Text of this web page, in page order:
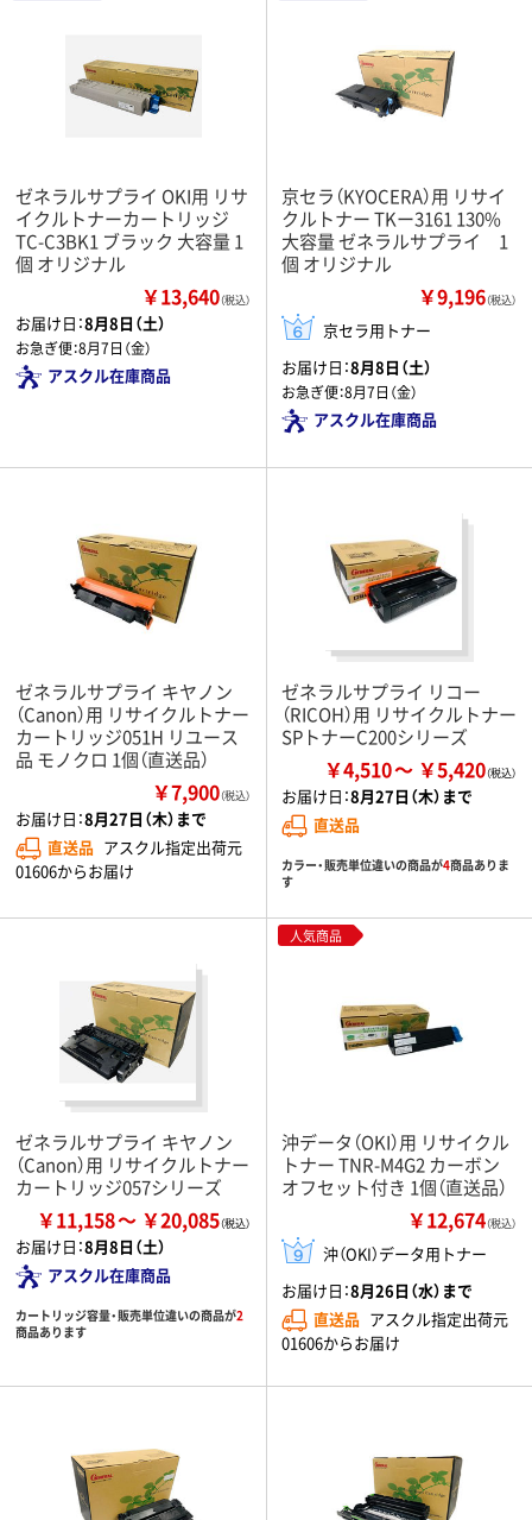
ゼネラルサプライ OKI用 リサ
イクルトナーカートリッジ
TC-C3BK1 ブラック 大容量 1
個 オリジナル
￥13,640（税込）
お届け日：8月8日（土）
お急ぎ便：8月7日（金）
アスクル在庫商品
京セラ（KYOCERA）用 リサイ
クルトナー TKー3161 130%
大容量 ゼネラルサプライ 1
個 オリジナル
￥9,196（税込）
京セラ用トナー
お届け日：8月8日（土）
お急ぎ便：8月7日（金）
アスクル在庫商品
ゼネラルサプライ キヤノン
（Canon）用 リサイクルトナー
カートリッジ051H リユース
品 モノクロ 1個（直送品）
￥7,900（税込）
お届け日：8月27日（木）まで
直送品 アスクル指定出荷元
01606からお届け
ゼネラルサプライ リコー
（RICOH）用 リサイクルトナー
SPトナーC200シリーズ
￥4,510 ￥5,420
お届け日：8月27日（木）まで
直送品
カラー・販売単位違いの商品が4商品ありま
す
ゼネラルサプライ キヤノン
（Canon）用 リサイクルトナー
カートリッジ057シリーズ
￥11,158 ￥20,085
お届け日：8月8日（土）
アスクル在庫商品
カートリッジ容量・販売単位違いの商品が2
商品あります
人気商品
沖データ（OKI）用 リサイクル
トナー TNR-M4G2 カーボン
オフセット付き 1個（直送品）
￥12,674（税込）
沖（OKI）データ用トナー
お届け日：8月26日（水）まで
直送品 アスクル指定出荷元
01606からお届け